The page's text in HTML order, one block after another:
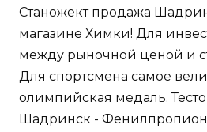
Станожект продажа
магазине Химки! Для
между рыночной ценой и
Для спортсмена самое
олимпийская медаль.
Шадринск -